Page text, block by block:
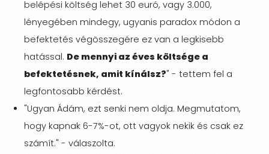
belépési költség lehet 30 euró, vagy 3.000,
lényegében mindegy, ugyanis paradox módon a
befektetés végösszegére ez van a legkisebb
hatással. De mennyi az éves költsége a
befektetésnek, amit kínálsz?" - tettem fel a
legfontosabb kérdést.
"Ugyan Ádám, ezt senki nem oldja. Megmutatom,
hogy kapnak 6-7%-ot, ott vagyok nekik és csak ez
számít." - válaszolta.